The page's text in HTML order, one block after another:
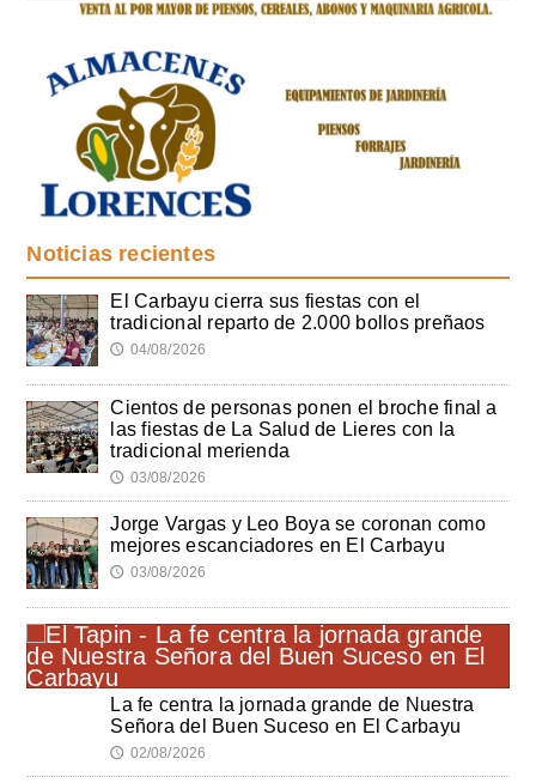
Noticias recientes
El Carbayu cierra sus fiestas con el
tradicional reparto de 2.000 bollos preñaos
🕔 04/08/2026
Cientos de personas ponen el broche final a
las fiestas de La Salud de Lieres con la
tradicional merienda
🕔 03/08/2026
Jorge Vargas y Leo Boya se coronan como
mejores escanciadores en El Carbayu
🕔 03/08/2026
La fe centra la jornada grande de Nuestra
Señora del Buen Suceso en El Carbayu
🕔 02/08/2026